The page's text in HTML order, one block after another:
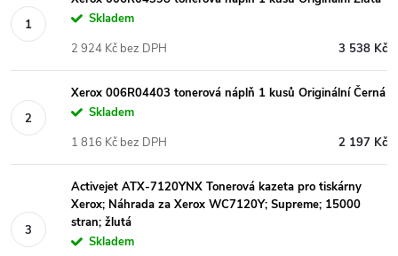
Skladem
3 538 Kč
2 924 Kč bez DPH
Xerox 006R04403 tonerová náplň 1 kusů Originální Černá
Skladem
2 197 Kč
1 816 Kč bez DPH
Activejet ATX-7120YNX Tonerová kazeta pro tiskárny
Xerox; Náhrada za Xerox WC7120Y; Supreme; 15000
stran; žlutá
Skladem